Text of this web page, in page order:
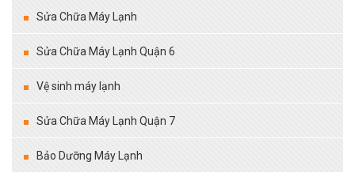
Sửa Chữa Máy Lạnh
Sửa Chữa Máy Lạnh Quận 6
Vệ sinh máy lạnh
Sửa Chữa Máy Lạnh Quận 7
Bảo Dưỡng Máy Lạnh